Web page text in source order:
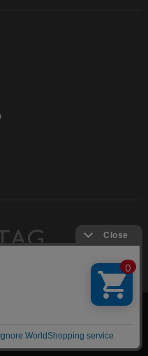
ド・セレクトショップ
ALL RIGHTS RESERVED.